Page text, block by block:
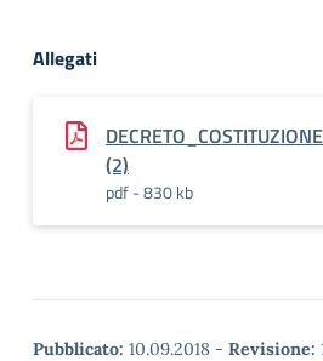
Allegati
(2)
pdf - 830 kb
Pubblicato: 10.09.2018 - Revisione: